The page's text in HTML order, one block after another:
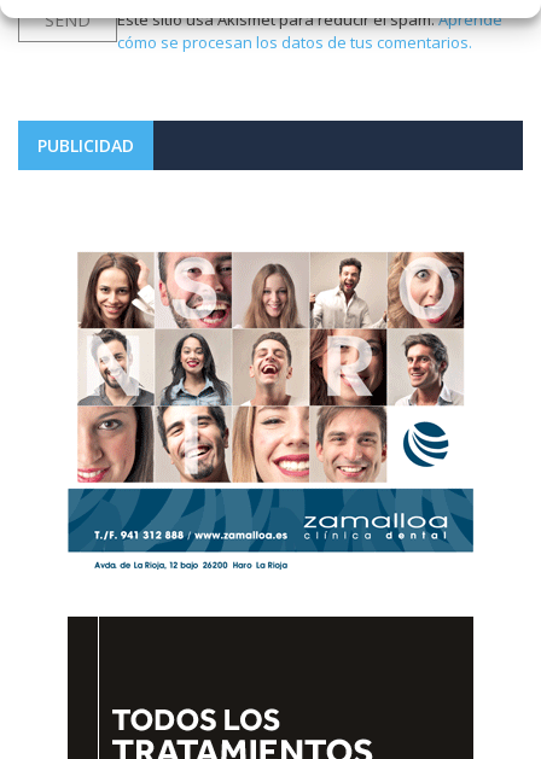
Este sitio usa Akismet para reducir el spam.Aprende
cómo se procesan los datos de tus comentarios.
PUBLICIDAD